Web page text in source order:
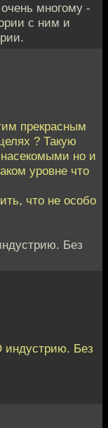
многому -
с ним и
прекрасным
? Такую
но и
уровне что
что не особо
Без
Без